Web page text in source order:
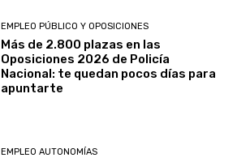
EMPLEO PÚBLICO Y OPOSICIONES
Más de 2.800 plazas en las
Oposiciones 2026 de Policía
Nacional: te quedan pocos días para
apuntarte
EMPLEO AUTONOMÍAS